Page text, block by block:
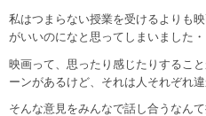
私はつまらない授業を受けるよりも
がいいのになと思ってしまいました・
映画って、思ったり感じたりするこ
ーンがあるけど、それは人それぞれ
そんな意見をみんなで話し合うなん